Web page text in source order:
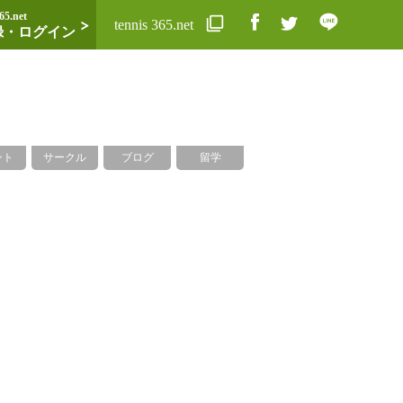
ログイン tennis 365.net
サークル ブログ 留学